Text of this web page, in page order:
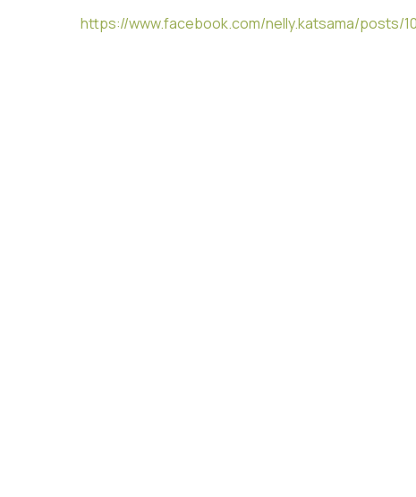
https://www.facebook.com/nelly.katsama/posts/